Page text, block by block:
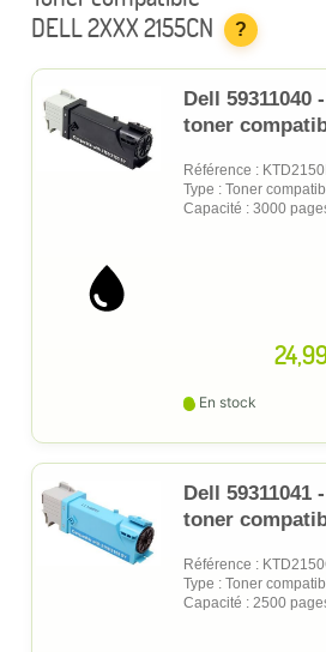
DELL 2XXX 2155CN
?
Dell 59311040
toner
Référence :
Type : Toner
Capacité : 3000
En stock
Dell 59311041
toner
Référence :
Type : Toner
Capacité : 2500